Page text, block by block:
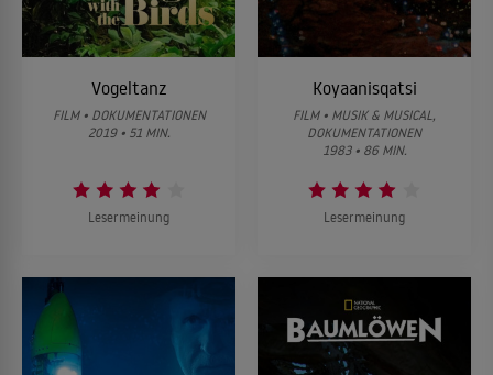
Vogeltanz
FILM • DOKUMENTATIONEN
2019 • 51 MIN.
Lesermeinung
Koyaanisqatsi
FILM • MUSIK & MUSICAL,
DOKUMENTATIONEN
1983 • 86 MIN.
Lesermeinung